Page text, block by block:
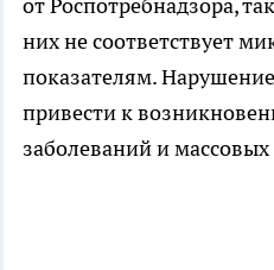
них не соответствует
показателям.
привести к
заболеваний и